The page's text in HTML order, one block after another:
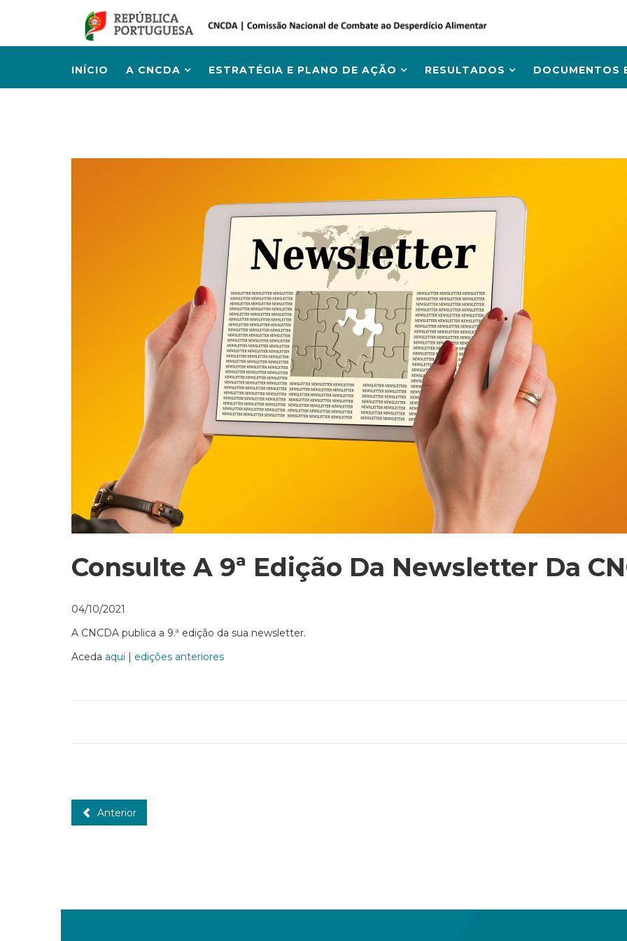
INÍCIO A CNCDA ESTRATÉGIA E PLANO DE AÇÃO RESULTADOS DOCUMENTOS
Consulte A 9ª Edição Da Newsletter Da
04/10/2021
A CNCDA publica a 9.ª edição da sua newsletter.
Aceda aqui | edições anteriores
Anterior